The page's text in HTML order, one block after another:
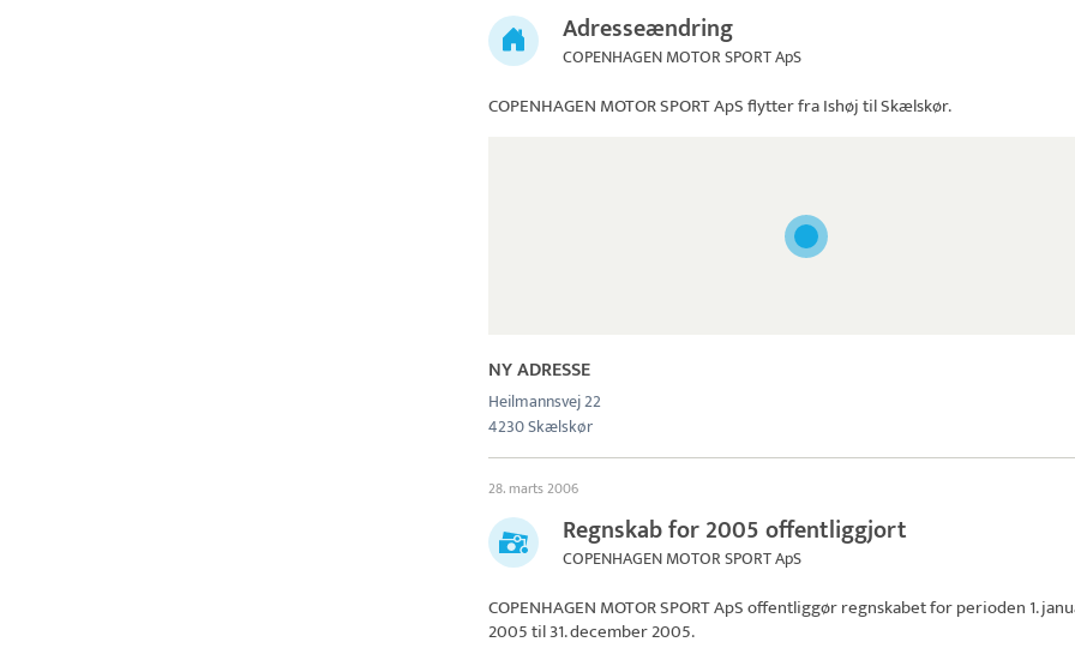
Adresseændring
COPENHAGEN MOTOR SPORT ApS
COPENHAGEN MOTOR SPORT ApSflytter fra Ishøj til Skælskør.
NY ADRESSE
Heilmannsvej 22
4230 Skælskør
28. marts 2006
Regnskab for 2005 offentliggjort
COPENHAGEN MOTOR SPORT ApS
COPENHAGEN MOTOR SPORT ApSoffentliggør regnskabet for perioden 1.
2005 til 31. december 2005.